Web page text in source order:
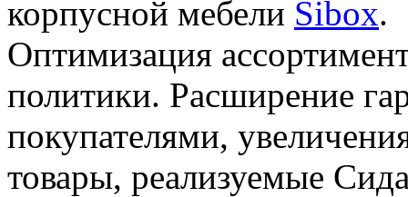
корпусной мебели Sibox.
Оптимизация
политики. Расширение
покупателями,
товары, реализуемые